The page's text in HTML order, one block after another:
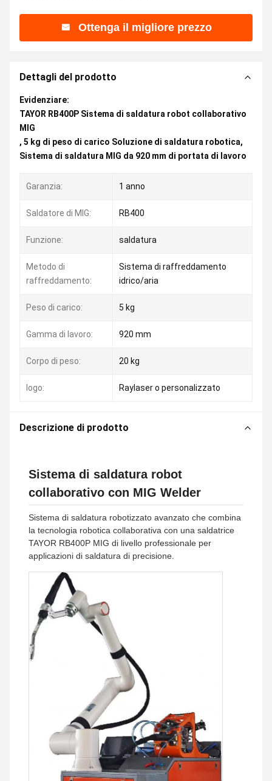
Ottenga il migliore prezzo
Dettagli del prodotto
Evidenziare:
TAYOR RB400P Sistema di saldatura robot collaborativo
MIG
, 5 kg di peso di carico Soluzione di saldatura robotica,
Sistema di saldatura MIG da 920 mm di portata di lavoro
Garanzia: 1 anno
Saldatore di MIG: RB400
Funzione: saldatura
Metodo di
raffreddamento:
Sistema di raffreddamento
idrico/aria
Peso di carico: 5 kg
Gamma di lavoro: 920 mm
Corpo di peso: 20 kg
logo: Raylaser o personalizzato
Descrizione di prodotto
Sistema di saldatura robot
collaborativo con MIG Welder
Sistema di saldatura robotizzato avanzato che combina
la tecnologia robotica collaborativa con una saldatrice
TAYOR RB400P MIG di livello professionale per
applicazioni di saldatura di precisione.